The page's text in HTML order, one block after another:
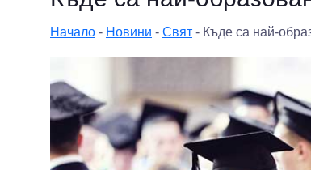
Начало - Новини - Свят - Къде са най-